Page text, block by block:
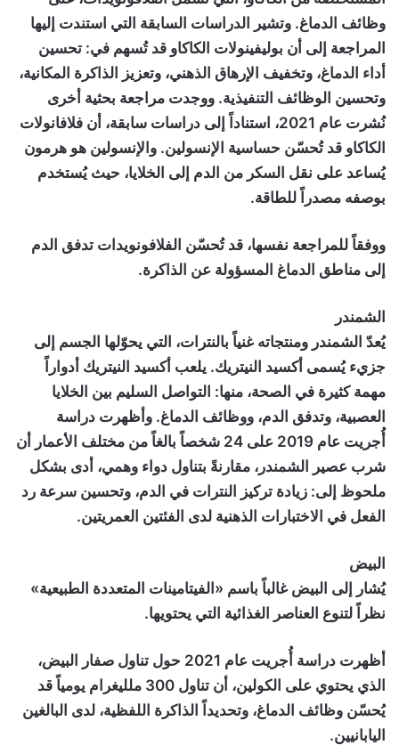
وظائف الدماغ. وتشير الدراسات السابقة التي استندت إليها
المراجعة إلى أن بوليفينولات الكاكاو قد تُسهم في: تحسين
أداء الدماغ، وتخفيف الإرهاق الذهني، وتعزيز الذاكرة المكانية،
وتحسين الوظائف التنفيذية. ووجدت مراجعة بحثية أخرى
نُشرت عام 2021، استناداً إلى دراسات سابقة، أن فلافانولات
الكاكاو قد تُحسّن حساسية الإنسولين. والإنسولين هو هرمون
يُساعد على نقل السكر من الدم إلى الخلايا، حيث يُستخدم
بوصفه مصدراً للطاقة.
ووفقاً للمراجعة نفسها، قد تُحسّن الفلافونويدات تدفق الدم
إلى مناطق الدماغ المسؤولة عن الذاكرة.
الشمندر
يُعدّ الشمندر ومنتجاته غنياً بالنترات، التي يحوّلها الجسم إلى
جزيء يُسمى أكسيد النيتريك. يلعب أكسيد النيتريك أدواراً
مهمة كثيرة في الصحة، منها: التواصل السليم بين الخلايا
العصبية، وتدفق الدم، ووظائف الدماغ. وأظهرت دراسة
أُجريت عام 2019 على 24 شخصاً بالغاً من مختلف الأعمار أن
شرب عصير الشمندر، مقارنةً بتناول دواء وهمي، أدى بشكل
ملحوظ إلى: زيادة تركيز النترات في الدم، وتحسين سرعة رد
الفعل في الاختبارات الذهنية لدى الفئتين العمريتين.
البيض
يُشار إلى البيض غالباً باسم «الفيتامينات المتعددة الطبيعية»
نظراً لتنوع العناصر الغذائية التي يحتويها.
أظهرت دراسة أُجريت عام 2021 حول تناول صفار البيض،
الذي يحتوي على الكولين، أن تناول 300 ملليغرام يومياً قد
يُحسّن وظائف الدماغ، وتحديداً الذاكرة اللفظية، لدى البالغين
اليابانيين.